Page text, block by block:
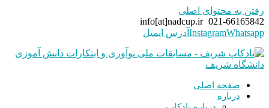
رفتن به محتوای اصلی
021-66165842
info[at]nadcup.ir
InstagramWhatsapp آدرس ایمیل
صفحه اصلی
درباره